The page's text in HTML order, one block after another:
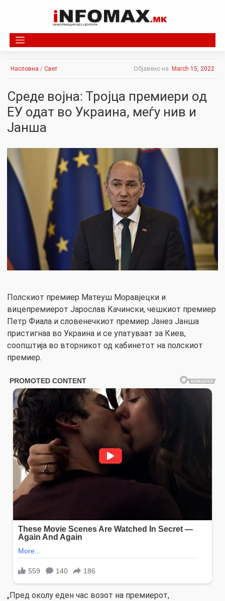
Насловна / Свет Објавено на: March 15, 2022
Среде војна: Тројца премиери од
ЕУ одат во Украина, меѓу нив и
Јанша
Полскиот премиер Матеуш Моравјецки и
вицепремиерот Јарослав Качински, чешкиот премиер
Петр Фиала и словенечкиот премиер Јанез Јанша
пристигнаа во Украина и се упатуваат за Киев,
соопштија во вторникот од кабинетот на полскиот
премиер.
„Пред околу еден час возот на премиерот,